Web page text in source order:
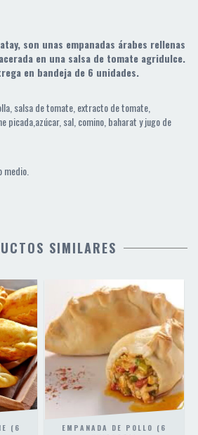
son unas empanadas árabes rellenas
en una salsa de tomate agridulce.
en bandeja de 6 unidades.
salsa de tomate, extracto de tomate,
picada,azúcar, sal, comino, baharat y jugo de
medio.
SIMILARES
(6
EMPANADA DE POLLO (6